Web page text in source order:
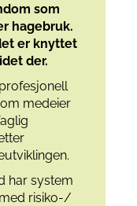
som
hagebruk.
er knyttet
der.
medeier
har system
risiko-/